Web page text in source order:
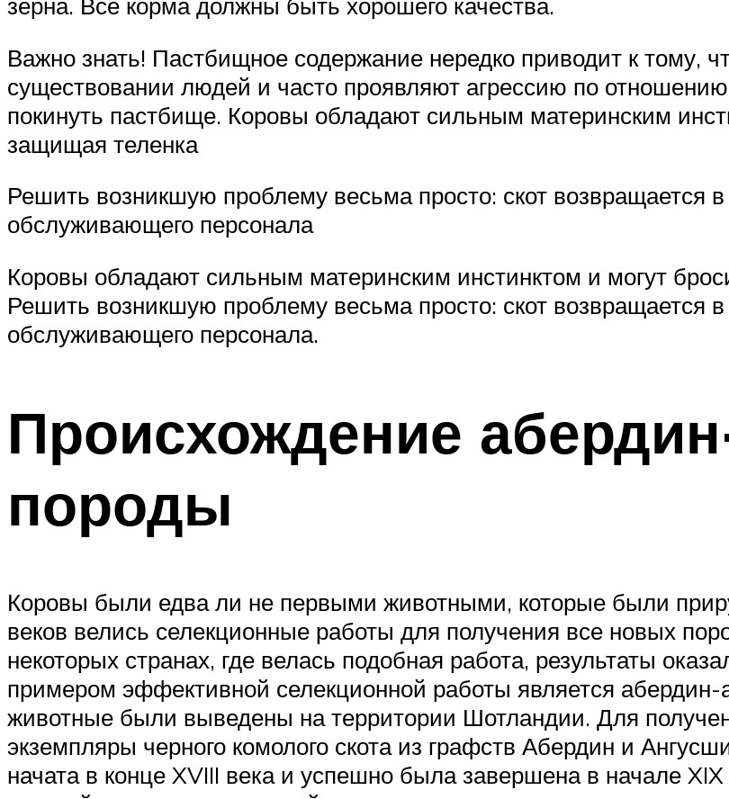
Важно знать! Пастбищное содержание нередко приводит к тому,
существовании людей и часто проявляют агрессию по
покинуть пастбище. Коровы обладают сильным материнским
защищая теленка
Решить возникшую проблему весьма просто: скот возвращается
обслуживающего персонала
Коровы обладают сильным материнским инстинктом и могут
Решить возникшую проблему весьма просто: скот возвращается
обслуживающего персонала.
Происхождение
породы
Коровы были едва ли не первыми животными, которые были
веков велись селекционные работы для получения все новых
некоторых странах, где велась подобная работа, результаты
примером эффективной селекционной работы является абердин-
животные были выведены на территории Шотландии. Для
экземпляры черного комолого скота из графств Абердин и
начата в конце XVIII века и успешно была завершена в начале